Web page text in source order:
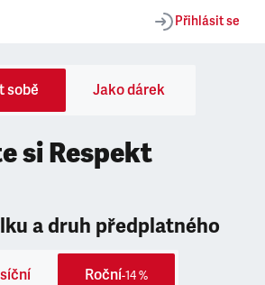
Přihlásit se
sobě Jako dárek
si Respekt
a druh předplatného
Roční-14 %